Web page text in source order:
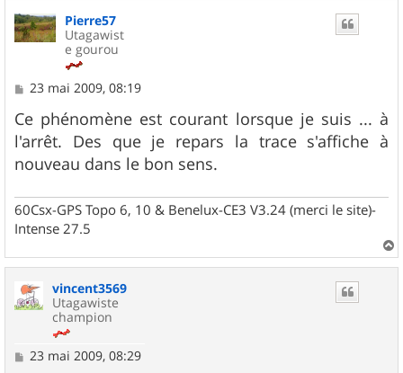
Pierre57
Utagawist
e gourou
M
s
s
a
g
e
23 mai 2009, 08:19
Ce phénomène est courant lorsque je suis ... à
l'arrêt. Des que je repars la trace s'affiche à
nouveau dans le bon sens.
60Csx-GPS Topo 6, 10 & Benelux-CE3 V3.24 (merci le site)-
Intense 27.5
a
vincent3569
Utagawiste
champion
M
23 mai 2009, 08:29